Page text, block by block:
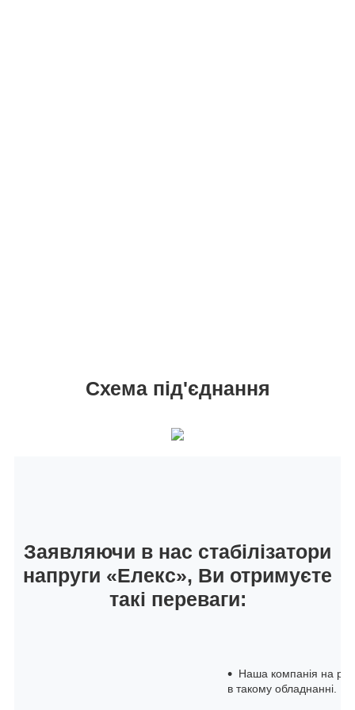
Схема під'єднання
Заявляючи в нас стабілізатори
напруги «Елекс», Ви отримуєте
такі переваги:
Наша компанія на
в такому обладнанні.